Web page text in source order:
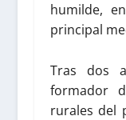
humilde,
principal
Tras dos
formador
rurales del